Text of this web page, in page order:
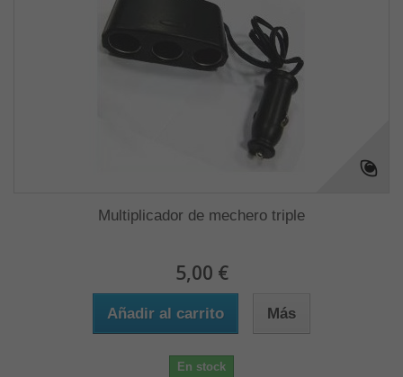
Multiplicador de mechero triple
5,00 €
Añadir al carrito Más
En stock